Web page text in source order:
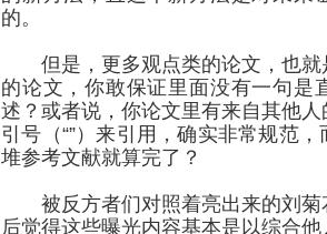
的。
但是，更多观点类的论文，也就
的论文，你敢保证里面没有一句是
述？或者说，你论文里有来自其他
引号（“”）来引用，确实非常规范
堆参考文献就算完了？
被反方者们对照着亮出来的刘菊
后觉得这些曝光内容基本是以综合